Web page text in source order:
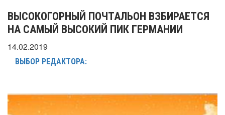
ВЫСОКОГОРНЫЙ ПОЧТАЛЬОН ВЗБИРАЕТСЯ
НА САМЫЙ ВЫСОКИЙ ПИК ГЕРМАНИИ
14.02.2019
ВЫБОР РЕДАКТОРА: